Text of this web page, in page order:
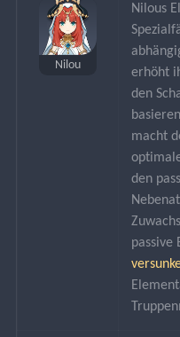
Nilou
Nilous
erhöht
den
macht
den
passive